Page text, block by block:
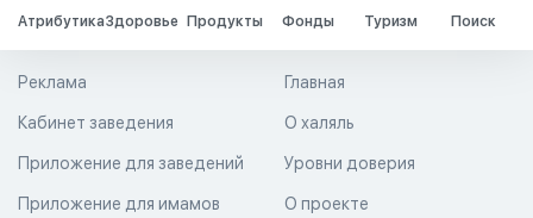
АтрибутикаЗдоровье Продукты Фонды Туризм Поиск
Главная
О халяль
Уровни доверия
Реклама
Кабинет заведения
Приложение для заведений
Приложение для имамов О проекте